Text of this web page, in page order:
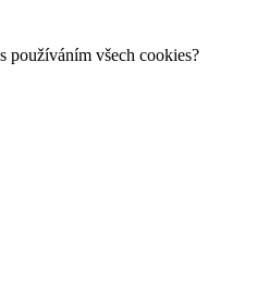
používáním všech cookies?